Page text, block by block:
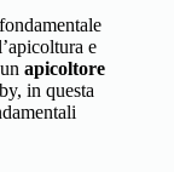
e
apicoltore
in questa